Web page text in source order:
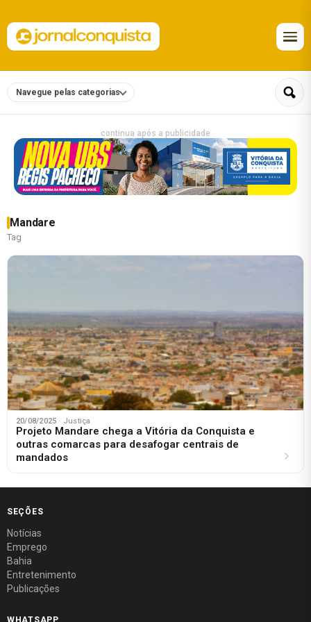
Navegue pelas categorias
continua após a publicidade
Mandare
Tag
20/08/2025 · Justiça
Projeto Mandare chega a Vitória da Conquista e
outras comarcas para desafogar centrais de
mandados
SEÇÕES
Notícias
Emprego
Bahia
Entretenimento
Publicações
WHATSAPP